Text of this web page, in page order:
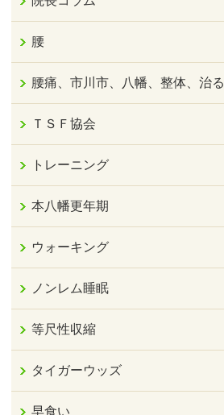
腰
腰痛、市川市、八幡、整体、治る
ＴＳＦ協会
トレーニング
本八幡更年期
ウォーキング
ノンレム睡眠
等尺性収縮
タイガーウッズ
早食い